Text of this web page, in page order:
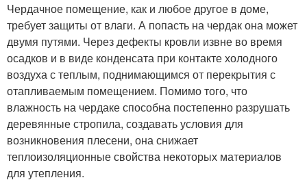
Чердачное помещение, как и любое другое в доме,
требует защиты от влаги. А попасть на чердак она может
двумя путями. Через дефекты кровли извне во время
осадков и в виде конденсата при контакте холодного
воздуха с теплым, поднимающимся от перекрытия с
отапливаемым помещением. Помимо того, что
влажность на чердаке способна постепенно разрушать
деревянные стропила, создавать условия для
возникновения плесени, она снижает
теплоизоляционные свойства некоторых материалов
для утепления.